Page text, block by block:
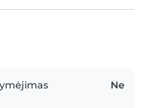
Ne